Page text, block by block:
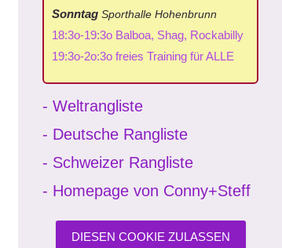
Sonntag Sporthalle Hohenbrunn
18:3o-19:3o Balboa, Shag, Rockabilly
19:3o-2o:3o freies Training für ALLE
- Weltrangliste
- Deutsche Rangliste
- Schweizer Rangliste
- Homepage von Conny+Steff
DIESEN COOKIE ZULASSEN